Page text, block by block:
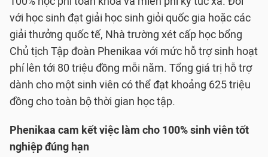
với học sinh đạt giải học sinh giỏi quốc gia hoặc các
giải thưởng quốc tế, Nhà trường xét cấp học bổng
Chủ tịch Tập đoàn Phenikaa với mức hỗ trợ sinh hoạt
phí lên tới 80 triệu đồng mỗi năm. Tổng giá trị hỗ trợ
dành cho một sinh viên có thể đạt khoảng 625 triệu
đồng cho toàn bộ thời gian học tập.
Phenikaa cam kết việc làm cho 100% sinh viên tốt
nghiệp đúng hạn